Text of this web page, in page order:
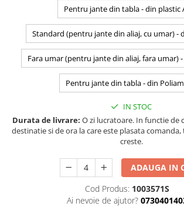
Pentru jante din tabla - din plastic
Standard (pentru jante din aliaj, cu umar) -
Fara umar (pentru jante din aliaj, fara umar)
Pentru jante din tabla - din
IN STOC
Durata de livrare: O zi lucratoare. In functie de
destinatie si de ora la care este plasata
creste.
ADAUGA IN
Cod Produs: 1003571S
Ai nevoie de ajutor?